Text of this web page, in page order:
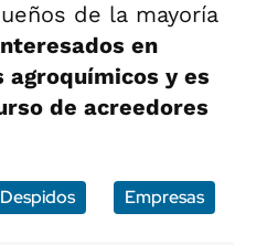
de la mayoría
en
y es
de acreedores
Despidos Empresas